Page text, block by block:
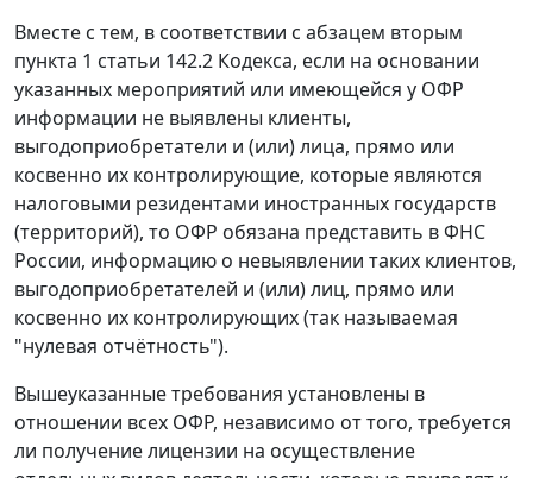
Вместе с тем, в соответствии с абзацем вторым
пункта 1 статьи 142.2 Кодекса, если на основании
указанных мероприятий или имеющейся у ОФР
информации не выявлены клиенты,
выгодоприобретатели и (или) лица, прямо или
косвенно их контролирующие, которые являются
налоговыми резидентами иностранных государств
(территорий), то ОФР обязана представить в ФНС
России, информацию о невыявлении таких клиентов,
выгодоприобретателей и (или) лиц, прямо или
косвенно их контролирующих (так называемая
"нулевая отчётность").
Вышеуказанные требования установлены в
отношении всех ОФР, независимо от того, требуется
ли получение лицензии на осуществление